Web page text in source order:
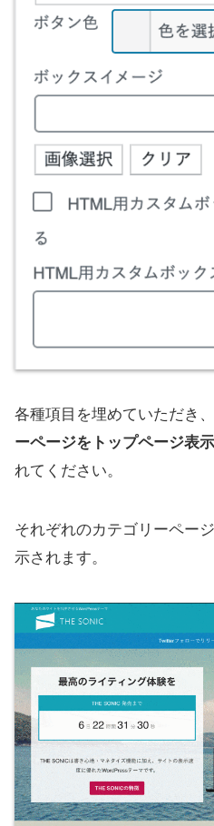
各種項目を埋めていただき
ーページをトップページ表
れてください。
それぞれのカテゴリーペー
示されます。